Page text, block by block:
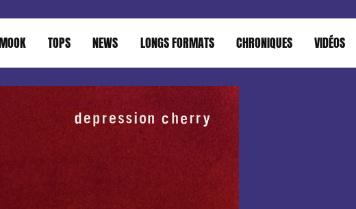
TOPS NEWS LONGS FORMATS CHRONIQUES VIDÉOS